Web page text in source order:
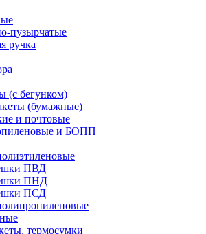
пузырчатые
ручка
(с бегунком)
(бумажные)
и почтовые
и БОПП
ПВД
ПНД
ПСД
термосумки